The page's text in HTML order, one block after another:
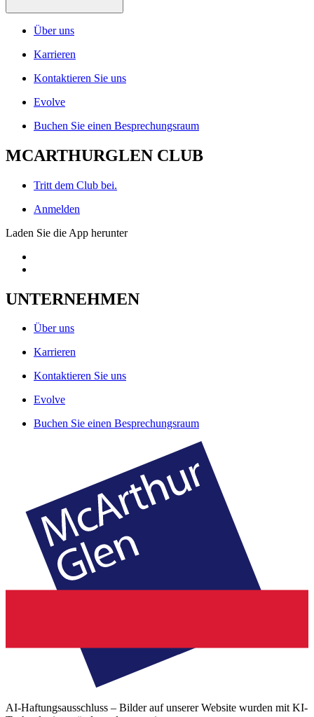
Über uns
Karrieren
Kontaktieren Sie uns
Evolve
Buchen Sie einen Besprechungsraum
MCARTHURGLEN CLUB
Tritt dem Club bei.
Anmelden
Laden Sie die App herunter
UNTERNEHMEN
Über uns
Karrieren
Kontaktieren Sie uns
Evolve
Buchen Sie einen Besprechungsraum
AI-Haftungsausschluss – Bilder auf unserer Website wurden mit KI-